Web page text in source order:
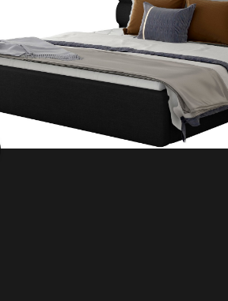
Click to enlarge